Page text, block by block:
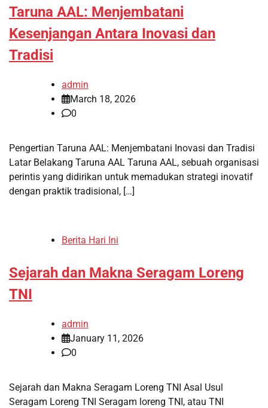
Taruna AAL: Menjembatani
Kesenjangan Antara Inovasi dan
Tradisi
admin
March 18, 2026
0
Pengertian Taruna AAL: Menjembatani Inovasi dan Tradisi
Latar Belakang Taruna AAL Taruna AAL, sebuah organisasi
perintis yang didirikan untuk memadukan strategi inovatif
dengan praktik tradisional, […]
Berita Hari Ini
Sejarah dan Makna Seragam Loreng
TNI
admin
January 11, 2026
0
Sejarah dan Makna Seragam Loreng TNI Asal Usul
Seragam Loreng TNI Seragam loreng TNI, atau TNI